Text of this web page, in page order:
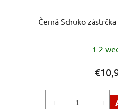
Černá Schuko
1-2